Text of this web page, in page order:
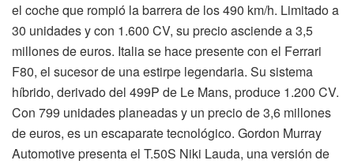
el coche que rompió la barrera de los 490 km/h. Limitado a
30 unidades y con 1.600 CV, su precio asciende a 3,5
millones de euros. Italia se hace presente con el Ferrari
F80, el sucesor de una estirpe legendaria. Su sistema
híbrido, derivado del 499P de Le Mans, produce 1.200 CV.
Con 799 unidades planeadas y un precio de 3,6 millones
de euros, es un escaparate tecnológico. Gordon Murray
Automotive presenta el T.50S Niki Lauda, una versión de